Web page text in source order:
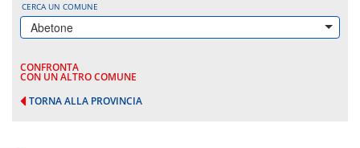
CERCA UN COMUNE
Abetone
CONFRONTA
CON UN ALTRO COMUNE
TORNA ALLA PROVINCIA